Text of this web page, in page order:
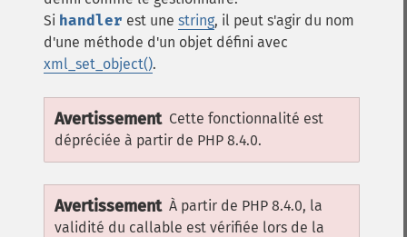
Si handler est une string, il peut s'agir du nom
d'une méthode d'un objet défini avec
xml_set_object().
Avertissement Cette fonctionnalité est
dépréciée à partir de PHP 8.4.0.
Avertissement À partir de PHP 8.4.0, la
validité du callable est vérifiée lors de la